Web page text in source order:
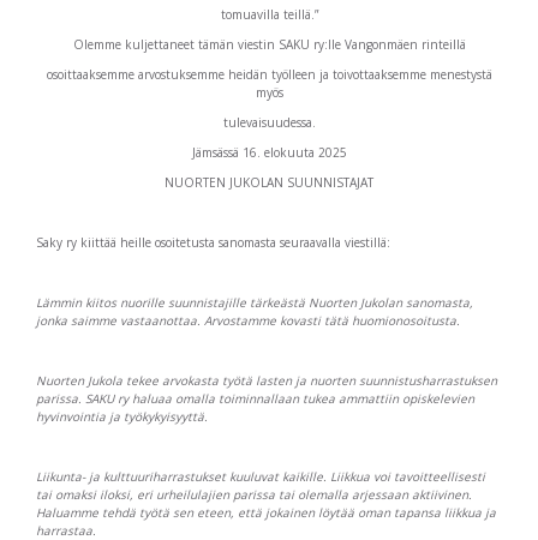
tomuavilla teillä.”
Olemme kuljettaneet tämän viestin SAKU ry:lle Vangonmäen rinteillä
osoittaaksemme arvostuksemme heidän työlleen ja toivottaaksemme menestystä
myös
tulevaisuudessa.
Jämsässä 16. elokuuta 2025
NUORTEN JUKOLAN SUUNNISTAJAT
Saky ry kiittää heille osoitetusta sanomasta seuraavalla viestillä:
Lämmin kiitos nuorille suunnistajille tärkeästä Nuorten Jukolan sanomasta,
jonka saimme vastaanottaa. Arvostamme kovasti tätä huomionosoitusta.
Nuorten Jukola tekee arvokasta työtä lasten ja nuorten suunnistusharrastuksen
parissa. SAKU ry haluaa omalla toiminnallaan tukea ammattiin opiskelevien
hyvinvointia ja työkykyisyyttä.
Liikunta- ja kulttuuriharrastukset kuuluvat kaikille. Liikkua voi tavoitteellisesti
tai omaksi iloksi, eri urheilulajien parissa tai olemalla arjessaan aktiivinen.
Haluamme tehdä työtä sen eteen, että jokainen löytää oman tapansa liikkua ja
harrastaa.